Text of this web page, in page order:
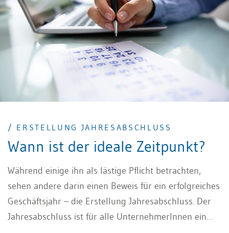
/ ERSTELLUNG JAHRESABSCHLUSS
Wann ist der ideale Zeitpunkt?
Während einige ihn als lästige Pflicht betrachten,
sehen andere darin einen Beweis für ein erfolgreiches
Geschäftsjahr – die Erstellung Jahresabschluss. Der
Jahresabschluss ist für alle UnternehmerInnen ein